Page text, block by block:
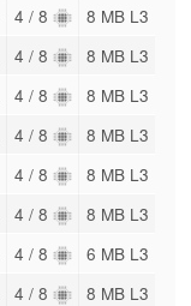
4 / 8 8 MB L3
4 / 8 8 MB L3
4 / 8 8 MB L3
4 / 8 8 MB L3
4 / 8 8 MB L3
4 / 8 8 MB L3
4 / 8 6 MB L3
4 / 8 8 MB L3